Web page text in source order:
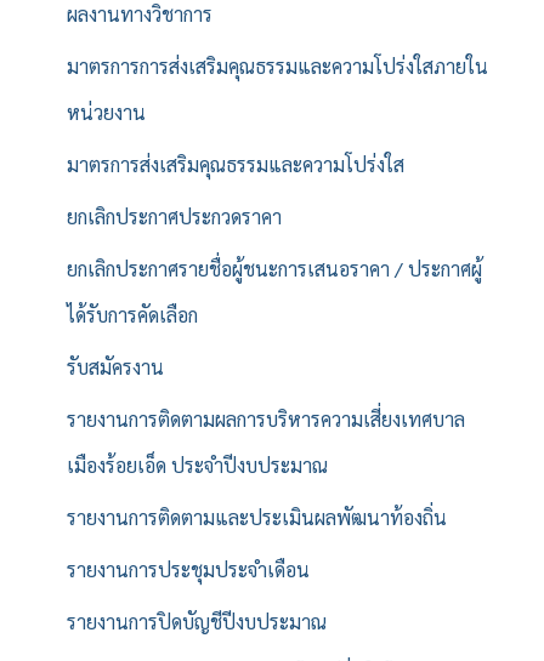
ผลงานทางวิชาการ
มาตรการการส่งเสริมคุณธรรมและความโปร่งใสภายใน
หน่วยงาน
มาตรการส่งเสริมคุณธรรมและความโปร่งใส
ยกเลิกประกาศประกวดราคา
ยกเลิกประกาศรายชื่อผู้ชนะการเสนอราคา / ประกาศผู้
ได้รับการคัดเลือก
รับสมัครงาน
รายงานการติดตามผลการบริหารความเสี่ยงเทศบาล
เมืองร้อยเอ็ด ประจำปีงบประมาณ
รายงานการติดตามและประเมินผลพัฒนาท้องถิ่น
รายงานการประชุมประจำเดือน
รายงานการปิดบัญชีปีงบประมาณ